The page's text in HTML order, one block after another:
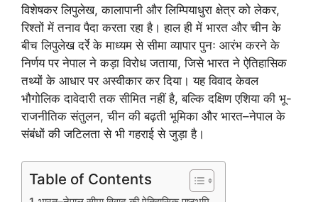
विशेषकर लिपुलेख, कालापानी और लिम्पियाधुरा क्षेत्र को लेकर,
रिश्तों में तनाव पैदा करता रहा है। हाल ही में भारत और चीन के
बीच लिपुलेख दर्रे के माध्यम से सीमा व्यापार पुनः आरंभ करने के
निर्णय पर नेपाल ने कड़ा विरोध जताया, जिसे भारत ने ऐतिहासिक
तथ्यों के आधार पर अस्वीकार कर दिया। यह विवाद केवल
भौगोलिक दावेदारी तक सीमित नहीं है, बल्कि दक्षिण एशिया की भू-
राजनीतिक संतुलन, चीन की बढ़ती भूमिका और भारत–नेपाल के
संबंधों की जटिलता से भी गहराई से जुड़ा है।
Table of Contents